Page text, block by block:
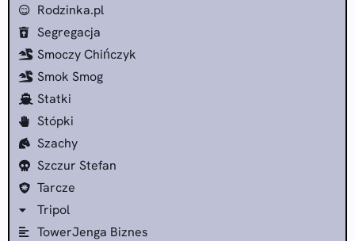
Rodzinka.pl
Segregacja
Smoczy Chińczyk
Smok Smog
Statki
Stópki
Szachy
Szczur Stefan
Tarcze
Tripol
TowerJenga Biznes